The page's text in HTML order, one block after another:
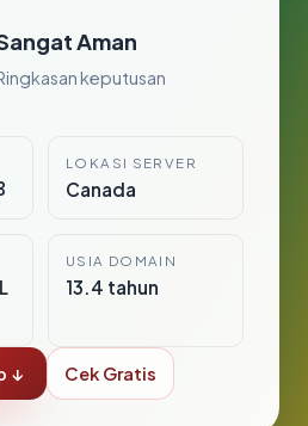
Aman
keputusan
LOKASI SERVER
Canada
USIA DOMAIN
13.4 tahun
↓ Cek Gratis